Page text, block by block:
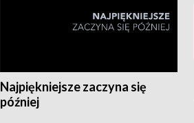
Najpiękniejsze zaczyna się
później